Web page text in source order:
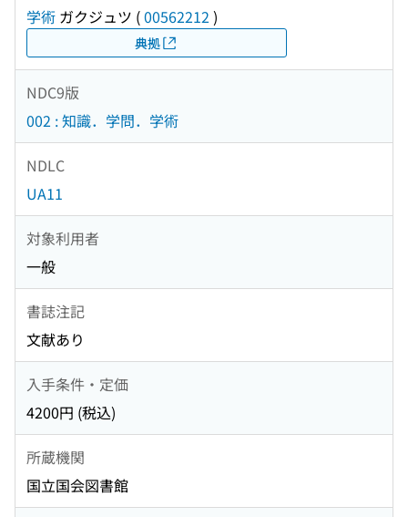
学術 ガクジュツ (00562212 )
典拠
NDC9版
002 : 知識．学問．学術
NDLC
UA11
対象利用者
一般
書誌注記
文献あり
入手条件・定価
4200円 (税込)
所蔵機関
国立国会図書館